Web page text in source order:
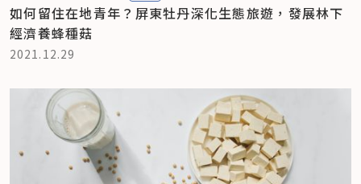
如何留住在地青年？屏東牡丹深化生態旅遊，發展林下
經濟養蜂種菇
2021.12.29